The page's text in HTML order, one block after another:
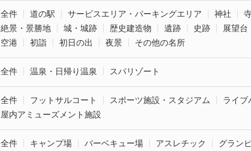
全件 道の駅 サービスエリア・パーキングエリア 神社
絶景・景勝地
城・城跡 歴史建造物 遺跡 史跡
展望台
空港
初詣 初日の出 夜景 その他の名所
全件 温泉・日帰り温泉 スパリゾート
全件 フットサルコート スポーツ施設・スタジアム ライブ
屋内アミューズメント施設
全件 キャンプ場 バーベキュー場 アスレチック グラン